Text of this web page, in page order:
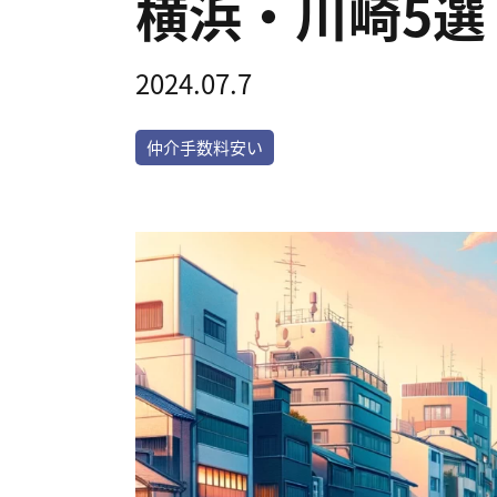
2024.07.7
仲介手数料安い